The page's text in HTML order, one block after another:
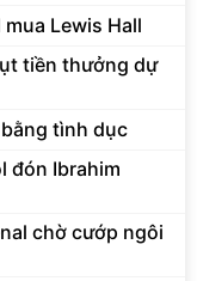
Lewis Hall
tiền thưởng dự
tình dục
đón Ibrahim
chờ cướp ngôi